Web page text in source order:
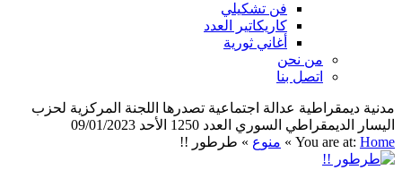
فن تشكيلي
كاريكاتير العدد
أغاني ثورية
من نحن
اتصل بنا
مدنية ديمقراطية عدالة اجتماعية تصدرها اللجنة المركزية لحزب
اليسار الديمقراطي السوري العدد 1250 الأحد 09/01/2023
You are at: Home
» منوع » طرطور !!